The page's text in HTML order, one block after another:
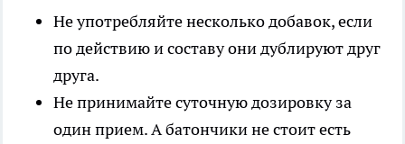
Не употребляйте несколько добавок, если
по действию и составу они дублируют друг
друга.
Не принимайте суточную дозировку за
один прием. А батончики не стоит есть